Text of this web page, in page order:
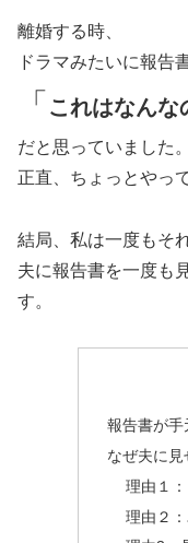
離婚する時、
ドラマみたいに報告
「 これはなんな
だと思っていました。
正直、ちょっとやっ
結局、私は一度もそ
夫に報告書を一度も
す。
報告書が手
なぜ夫に
理由１
理由２